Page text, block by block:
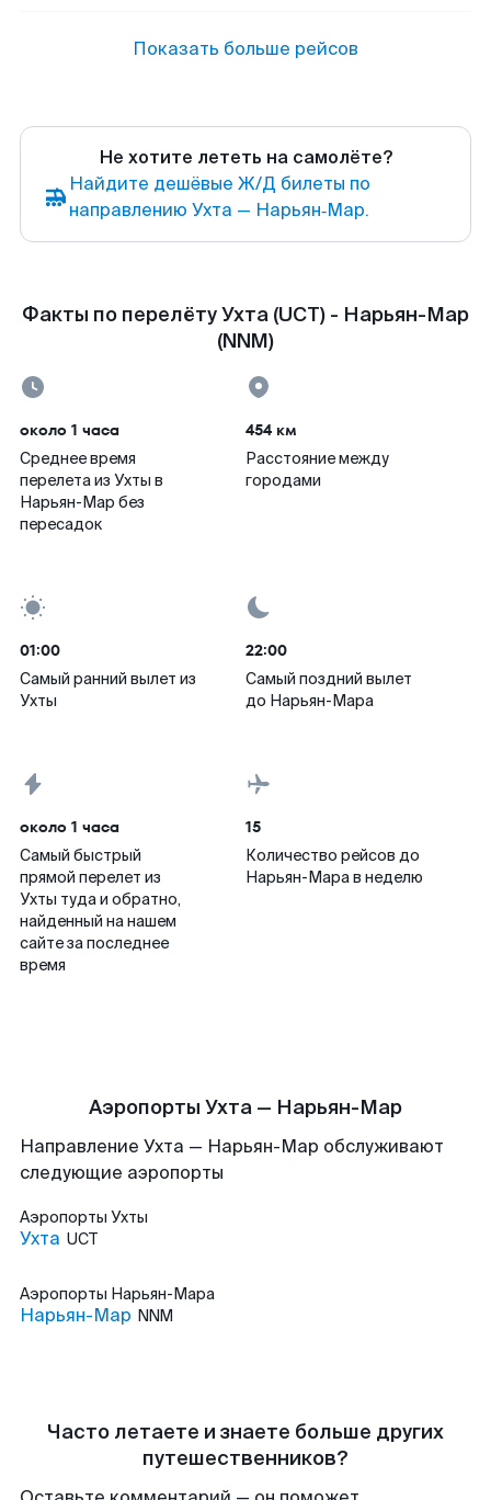
Показать больше рейсов
Не хотите лететь на самолёте?
Найдите дешёвые Ж/Д билеты по
направлению Ухта — Нарьян‑Мар.
Факты по перелёту Ухта (UCT) - Нарьян-Мар
(NNM)
около 1 часа
Среднее время
перелета из Ухты в
Нарьян-Мар без
пересадок
454 км
Расстояние между
городами
01:00
Самый ранний вылет из
Ухты
22:00
Самый поздний вылет
до Нарьян-Мара
около 1 часа
Самый быстрый
прямой перелет из
Ухты туда и обратно,
найденный на нашем
сайте за последнее
время
15
Количество рейсов до
Нарьян-Мара в неделю
Аэропорты Ухта — Нарьян-Мар
Направление Ухта — Нарьян-Мар обслуживают
следующие аэропорты
Аэропорты Ухты
Ухта UCT
Аэропорты Нарьян-Мара
Нарьян-Мар NNM
Часто летаете и знаете больше других
путешественников?